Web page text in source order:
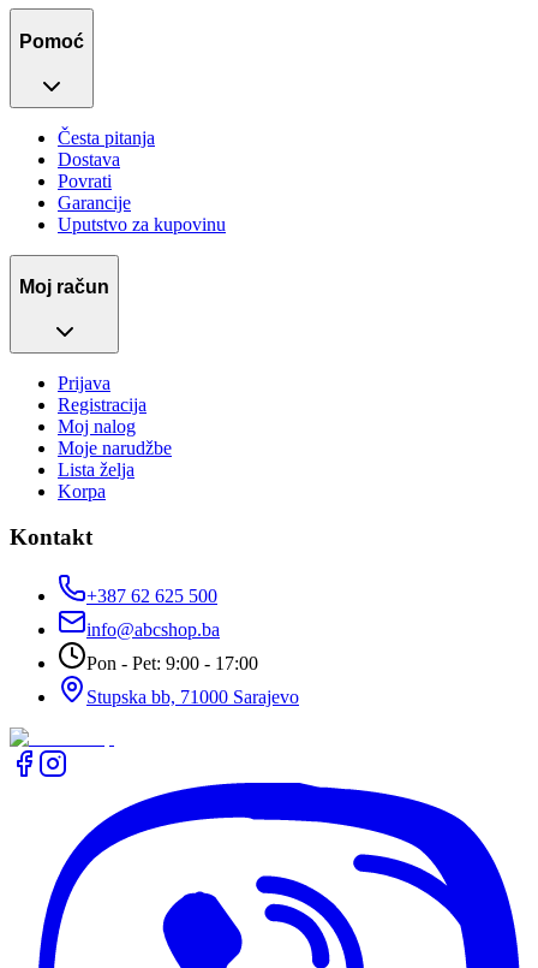
Pomoć
Česta pitanja
Dostava
Povrati
Garancije
Uputstvo za kupovinu
Moj račun
Prijava
Registracija
Moj nalog
Moje narudžbe
Lista želja
Korpa
Kontakt
+387 62 625 500
info@abcshop.ba
Pon - Pet: 9:00 - 17:00
Stupska bb, 71000 Sarajevo